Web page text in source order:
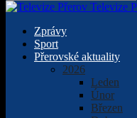
Televize
Zprávy
Sport
Přerovské aktuality
2026
Leden
Únor
Březen